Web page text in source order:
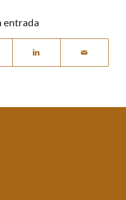
entrada